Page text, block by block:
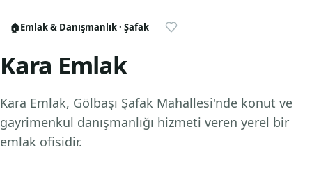
🏠Emlak & Danışmanlık· Şafak
Kara Emlak
Kara Emlak, Gölbaşı Şafak Mahallesi'nde konut ve
gayrimenkul danışmanlığı hizmeti veren yerel bir
emlak ofisidir.